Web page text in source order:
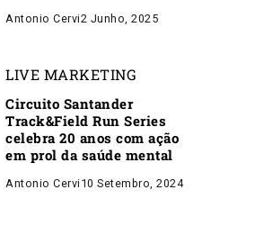
Antonio Cervi2 Junho, 2025
LIVE MARKETING
Circuito Santander
Track&Field Run Series
celebra 20 anos com ação
em prol da saúde mental
Antonio Cervi 10 Setembro, 2024